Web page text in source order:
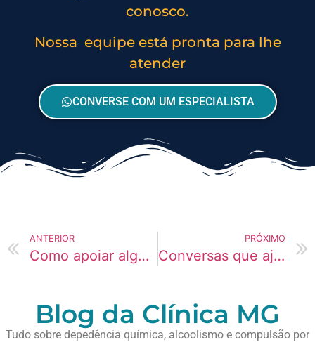
conosco.
Nossa equipe está pronta para lhe
atender
CONVERSE COM UM ESPECIALISTA
ANTERIOR
Como apoiar alguém que enfrenta um período de instabilidade
PRÓXIMO
Conversas que ajudam a fortalecer vínculos emocionais
Blog da Clínica MG
Tudo sobre depedência química, alcoolismo e compulsão por